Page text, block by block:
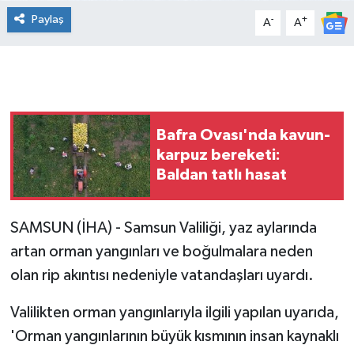
Paylaş A- A+
Bafra Ovası'nda kavun-
karpuz bereketi:
Baldan tatlı hasat
SAMSUN (İHA) - Samsun Valiliği, yaz aylarında
artan orman yangınları ve boğulmalara neden
olan rip akıntısı nedeniyle vatandaşları uyardı.
Valilikten orman yangınlarıyla ilgili yapılan uyarıda,
'Orman yangınlarının büyük kısmının insan kaynaklı